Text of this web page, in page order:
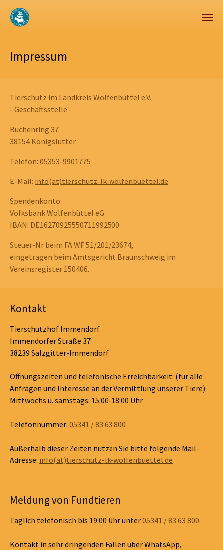
Zum Hauptinhalt springen
Skip to page footer
Impressum
Tierschutz im Landkreis Wolfenbüttel e.V.
- Geschäftsstelle -
Buchenring 37
38154 Königslutter
Telefon: 05353-9901775
E-Mail: info(at)tierschutz-lk-wolfenbuettel.de
Spendenkonto:
Volksbank Wolfenbüttel eG
IBAN: DE16270925550711992500
Steuer-Nr beim FA WF 51/201/23674,
eingetragen beim Amtsgericht Braunschweig im
Vereinsregister 150406.
Kontakt
Tierschutzhof Immendorf
Immendorfer Straße 37
38239 Salzgitter-Immendorf
Öffnungszeiten und telefonische Erreichbarkeit: (für alle
Anfragen und Interesse an der Vermittlung unserer Tiere)
Mittwochs u. samstags: 15:00-18:00 Uhr
Telefonnummer: 05341 / 83 63 800
Außerhalb dieser Zeiten nutzen Sie bitte folgende Mail-
Adresse: info(at)tierschutz-lk-wolfenbuettel.de
Meldung von Fundtieren
Täglich telefonisch bis 19:00 Uhr unter05341 / 83 63 800
Kontakt in sehr dringenden Fällen über WhatsApp,